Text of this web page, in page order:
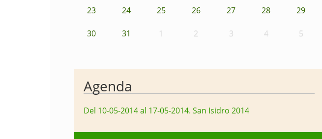
23 24 25 26 27 28 29
30 31 1 2 3 4 5
Agenda
Del 10-05-2014 al 17-05-2014. San Isidro 2014